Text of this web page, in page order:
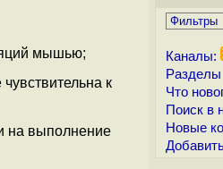
мышью;
к
на выполнение
Каналы:
Разделы
Что
Поиск в
Новые